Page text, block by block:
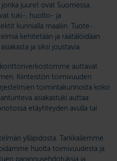
juuret ovat Suomessa.
tuki-, huolto- ja
kunnialla maaliin. Tuote­
kehitetään ja räätälöidään
ja siksi joustavia.
auttavat
Kiinteistön toimivuuden
toimintakunnosta koko
asiakastuki auttaa
etäyhteyden avulla tai
ylläpidosta. Tarkkailemme
huolta toimivuudesta ja
parannusehdotuksia ja